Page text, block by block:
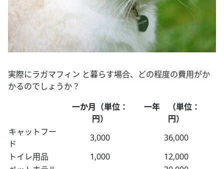
実際にラガマフィン と暮らす場合、どの程度の費用がか
かるのでしょうか？
一か月（単位：
円）
一年 （単位：
円）
キャットフー
ド
3,000
36,000
トイレ用品
1,000
12,000